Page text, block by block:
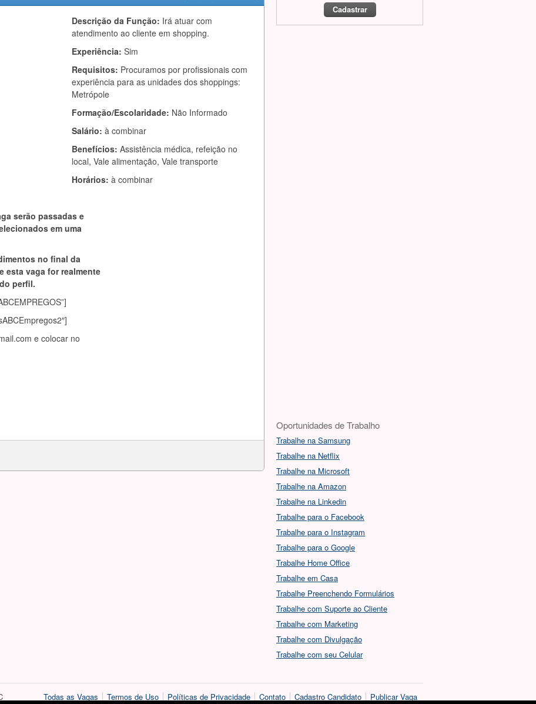
Descrição da Função: Irá atuar com
atendimento ao cliente em shopping.
Experiência: Sim
Requisitos: Procuramos por profissionais com
experiência para as unidades dos shoppings:
Metrópole
Formação/Escolaridade: Não Informado
Salário: à combinar
Benefícios: Assistência médica, refeição no
local, Vale alimentação, Vale transporte
Horários: à combinar
serão passadas e
em uma
no final da
esta vaga for realmente
perfil.
e colocar no
Oportunidades de Trabalho
Trabalhe na Samsung
Trabalhe na Netflix
Trabalhe na Microsoft
Trabalhe na Amazon
Trabalhe na Linkedin
Trabalhe para o Facebook
Trabalhe para o Instagram
Trabalhe para o Google
Trabalhe Home Office
Trabalhe em Casa
Trabalhe Preenchendo Formulários
Trabalhe com Suporte ao Cliente
Trabalhe com Marketing
Trabalhe com Divulgação
Trabalhe com seu Celular
Todas as Vagas Termos de Uso Políticas de Privacidade Contato Cadastro Candidato Publicar Vaga